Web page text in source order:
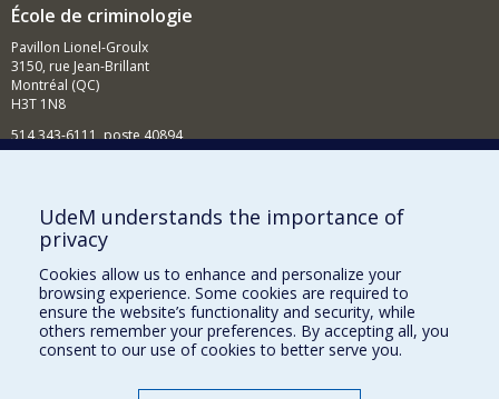
École de criminologie
Pavillon Lionel-Groulx
3150, rue Jean-Brillant
Montréal (QC)
H3T 1N8
514 343-6111, poste 40894
Comment soutenir l'École?
BESOIN D'AIDE?
Plan du site
Signaler une erreur
Accessibilité
UdeM understands the importance of
privacy
Cookies allow us to enhance and personalize your
browsing experience. Some cookies are required to
ensure the website’s functionality and security, while
others remember your preferences. By accepting all, you
consent to our use of cookies to better serve you.